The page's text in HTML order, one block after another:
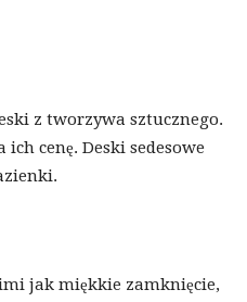
z tworzywa sztucznego.
cenę. Deski sedesowe
jak miękkie zamknięcie,